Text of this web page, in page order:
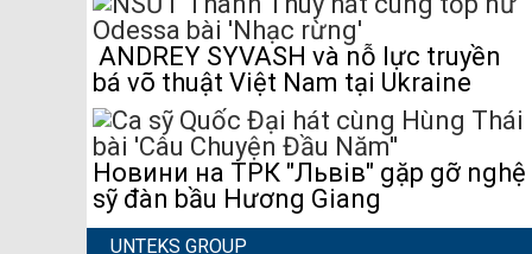
ANDREY SYVASH và nỗ lực truyền
bá võ thuật Việt Nam tại Ukraine
Новини на ТРК "Львів" gặp gỡ nghệ
sỹ đàn bầu Hương Giang
UNTEKS GROUP